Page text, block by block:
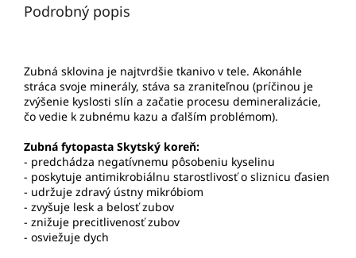
Podrobný popis
Zubná sklovina je najtvrdšie tkanivo v tele. Akonáhle
stráca svoje minerály, stáva sa zraniteľnou (príčinou je
zvýšenie kyslosti slín a začatie procesu demineralizácie,
čo vedie k zubnému kazu a ďalším problémom).
Zubná fytopasta Skytský koreň:
- predchádza negatívnemu pôsobeniu kyselinu
- poskytuje antimikrobiálnu starostlivosť o sliznicu ďasien
- udržuje zdravý ústny mikróbiom
- zvyšuje lesk a belosť zubov
- znižuje precitlivenosť zubov
- osviežuje dych